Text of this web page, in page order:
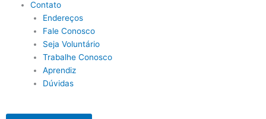
Contato
Endereços
Fale Conosco
Seja Voluntário
Trabalhe Conosco
Aprendiz
Dúvidas